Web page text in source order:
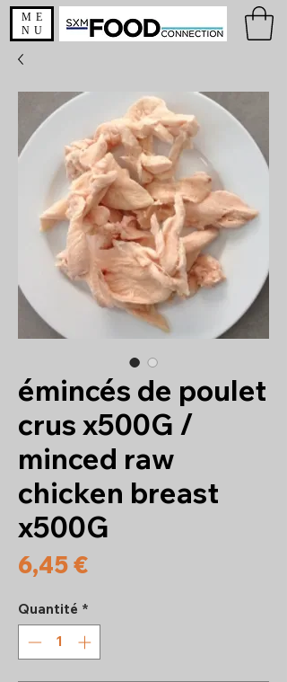
ME
NU
émincés de poulet
crus x500G /
minced raw
chicken breast
x500G
6,45 €
Quantité *